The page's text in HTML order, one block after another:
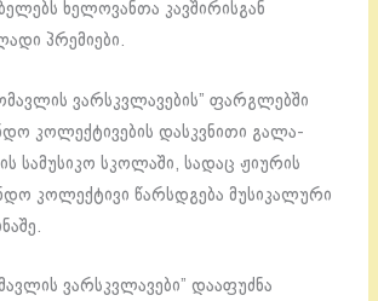
ხელოვანთა კავშირისგან
პრემიები.
ვარსკვლავების” ფარგლებში
კოლექტივების დასკვნითი გალა-
სამუსიკო სკოლაში, სადაც ჟიურის
კოლექტივი წარსდგება მუსიკალური
ვარსკვლავები” დააფუძნა